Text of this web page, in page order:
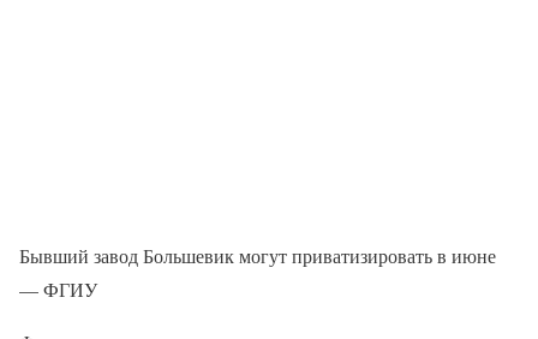
Бывший завод Большевик могут приватизировать в июне
— ФГИУ